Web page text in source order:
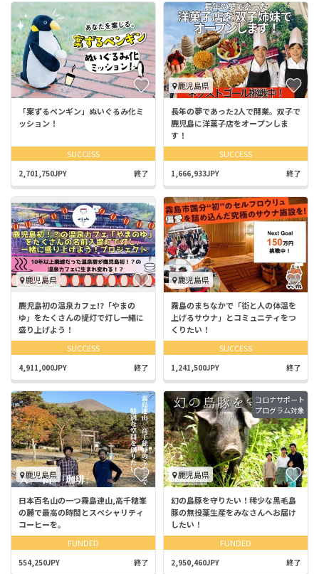
「案ずるペンギン」ぬいぐるみ化ミ
ッション！
SUCCESS
2,701,750JPY 終了
鹿児島県
長年の夢であった2人で開業。双子で
鹿児島に洋菓子店をオープンしま
す！
SUCCESS
1,666,933JPY 終了
鹿児島県
鹿児島初の温泉カフェ!?「やまの
ゆ」をたくさんの提灯で灯し一緒に
盛り上げよう！
SUCCESS
4,911,000JPY 終了
鹿児島県
霧島のまちなかで「街と人の体温を
上げるサウナ」とコミュニティをつ
くりたい！
SUCCESS
1,241,500JPY 終了
鹿児島県
日本百名山の一つ霧島連山,高千穂峯
の麓で最高の時間とスペシャリティ
コーヒーを。
FUNDED
554,250JPY 終了
コロナサポート
プログラム対象
鹿児島県
幻の島豚を守りたい！稀少な黒毛島
豚の無投薬生産をみなさんへお届け
したい！
FUNDED
2,950,460JPY 終了